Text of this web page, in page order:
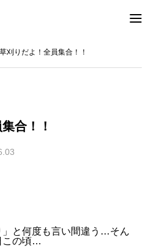
移住相談
草刈りだよ！全員集合！！
合！！
」と何度も言い間違う…そん
この頃…